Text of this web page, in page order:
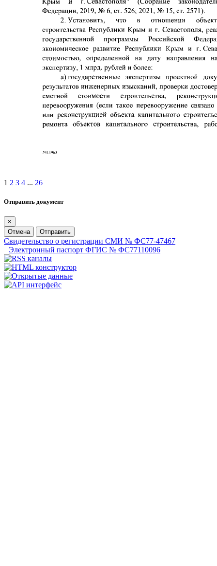
1 2 3 4 ... 26
Отправить документ
×
Отмена
Отправить
Свидетельство о регистрации СМИ № ФС77-47467
Электронный паспорт ФГИС № ФС77110096